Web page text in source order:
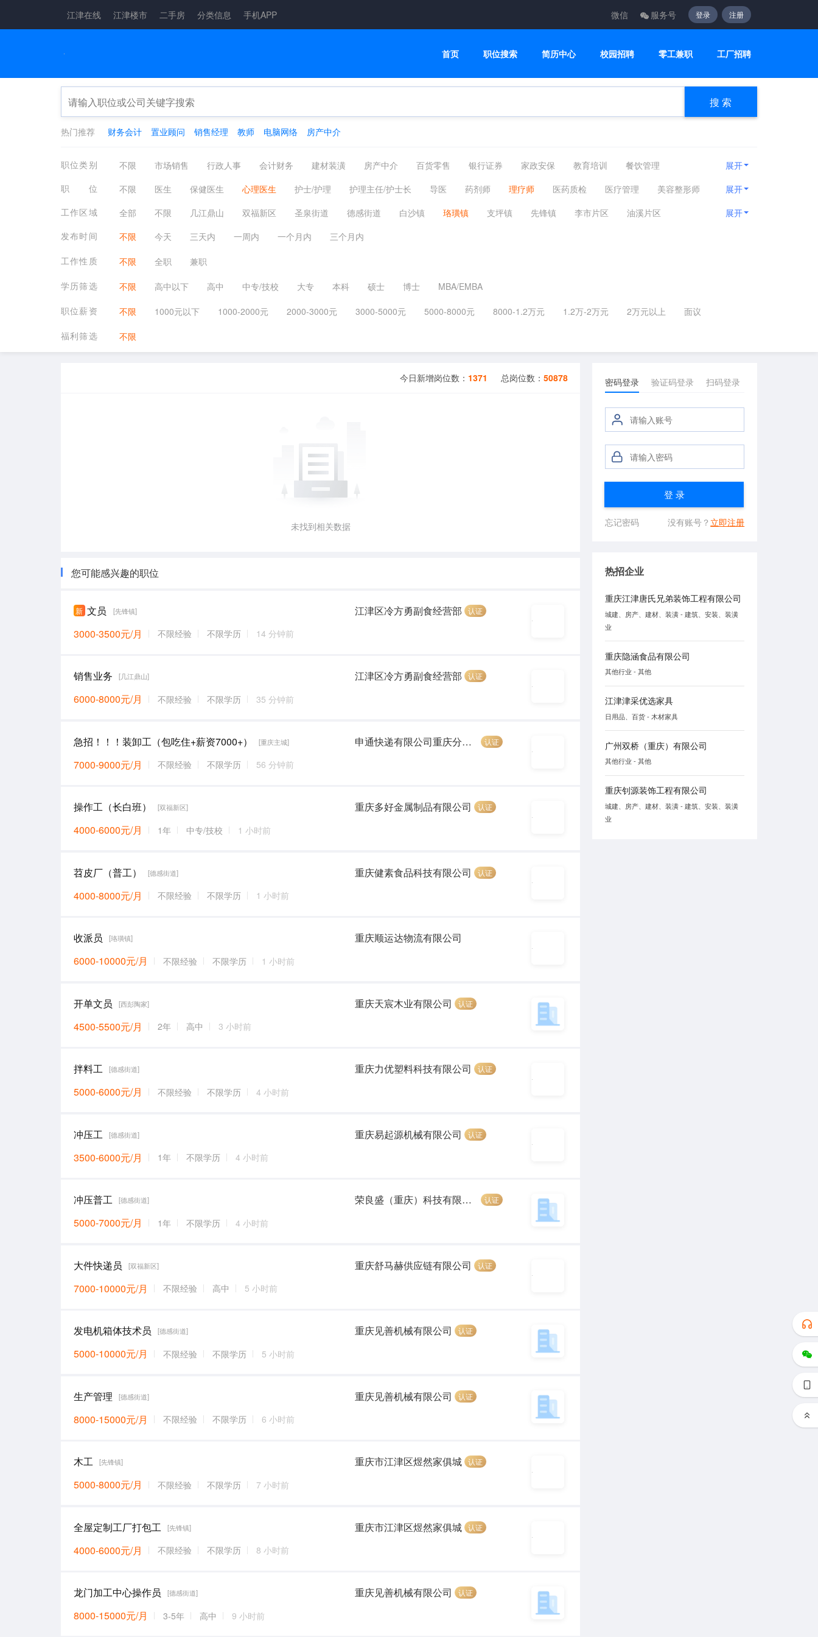
江津在线 江津楼市 二手房 分类信息 手机APP 微信 服务号 登录 注册
首页 职位搜索 简历中心 校园招聘 零工兼职 工厂招聘
搜 索
热门推荐 财务会计 置业顾问 销售经理 教师 电脑网络 房产中介
职位类别 不限 市场销售 行政人事 会计财务 建材装潢 房产中介 百货零售 银行证券 家政安保 教育培训
餐饮管理
物流仓储
娱乐休闲 广告会展 汽车服务 普工技工 CNC数控操机/编程 机械工程师 医疗护理 编辑出版
运动健身
机械仪表
金融保险 保健按摩 司机客运 物业管理 互联网通信 酒店旅游 美容美发 建筑工程 客服咨询
设计创意
展开
职位
不限 医生 保健医生 心理医生 护士/护理 护理主任/护士长 导医 药剂师 理疗师 医药质检 医疗管理
美容整形师
验光师
营养师 宠物护理/兽医
展开
工作区域
全部 不限 几江鼎山 双福新区 圣泉街道 德感街道 白沙镇 珞璜镇 支坪镇 先锋镇 李市片区
油溪片区
四面山片区
西彭陶家 其它镇街 重庆主城 其他区县
展开
发布时间
不限 今天 三天内 一周内 一个月内
三个月内
工作性质
不限 全职
兼职
学历筛选
不限 高中以下 高中 中专/技校 大专 本科 硕士 博士
MBA/EMBA
职位薪资
不限 1000元以下 1000-2000元 2000-3000元 3000-5000元 5000-8000元 8000-1.2万元 1.2万-2万元 2万元以上
面议
福利筛选
不限
今日新增岗位数： 1371 总岗位数：50878
未找到相关数据
您可能感兴趣的职位
新 文员 [先锋镇]
3000-3500元/月 不限经验 不限学历 14 分钟前
江津区冷方勇副食经营部 认证
销售业务 [几江鼎山]
6000-8000元/月 不限经验 不限学历 35 分钟前
江津区冷方勇副食经营部 认证
急招！！！装卸工（包吃住+薪资7000+） [重庆主城]
7000-9000元/月 不限经验 不限学历 56 分钟前
申通快递有限公司重庆分公司 认证
操作工（长白班） [双福新区]
4000-6000元/月 1年 中专/技校 1 小时前
重庆多好金属制品有限公司 认证
苕皮厂（普工） [德感街道]
4000-8000元/月 不限经验 不限学历 1 小时前
重庆健素食品科技有限公司 认证
收派员 [珞璜镇]
6000-10000元/月 不限经验 不限学历 1 小时前
重庆顺运达物流有限公司
开单文员 [西彭陶家]
4500-5500元/月 2年 高中 3 小时前
重庆天宸木业有限公司 认证
拌料工 [德感街道]
5000-6000元/月 不限经验 不限学历 4 小时前
重庆力优塑料科技有限公司 认证
冲压工 [德感街道]
3500-6000元/月 1年 不限学历 4 小时前
重庆易起源机械有限公司 认证
冲压普工 [德感街道]
5000-7000元/月 1年 不限学历 4 小时前
荣良盛（重庆）科技有限公司 认证
大件快递员 [双福新区]
7000-10000元/月 不限经验 高中 5 小时前
重庆舒马赫供应链有限公司 认证
发电机箱体技术员 [德感街道]
5000-10000元/月 不限经验 不限学历 5 小时前
重庆见善机械有限公司 认证
生产管理 [德感街道]
8000-15000元/月 不限经验 不限学历 6 小时前
重庆见善机械有限公司 认证
木工 [先锋镇]
5000-8000元/月 不限经验 不限学历 7 小时前
重庆市江津区煜然家俱城 认证
全屋定制工厂打包工 [先锋镇]
4000-6000元/月 不限经验 不限学历 8 小时前
重庆市江津区煜然家俱城 认证
龙门加工中心操作员 [德感街道]
8000-15000元/月 3-5年 高中 9 小时前
重庆见善机械有限公司 认证
密码登录 验证码登录 扫码登录
登 录
忘记密码 没有账号？ 立即注册
热招企业
重庆江津唐氏兄弟装饰工程有限公司
城建、房产、建材、装潢 - 建筑、安装、装潢
业
重庆隐涵食品有限公司
其他行业 - 其他
江津津采优选家具
日用品、百货 - 木材家具
广州双桥（重庆）有限公司
其他行业 - 其他
重庆钊源装饰工程有限公司
城建、房产、建材、装潢 - 建筑、安装、装潢
业